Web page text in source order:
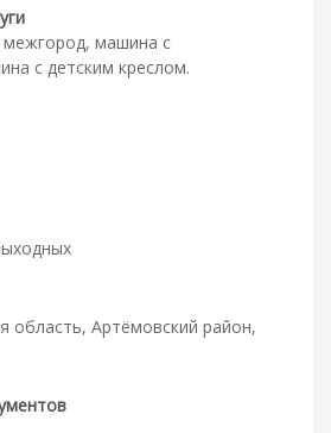
межгород, машина с
с детским креслом.
область, Артёмовский район,